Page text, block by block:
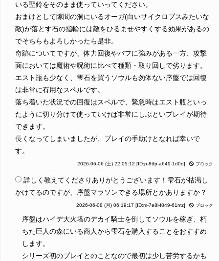
いる聖鈴をそのまま使っていってください。
おまけとして隙間の洞にいるオーガ(白いサイクロプスみたいな
敵)が落とす石の指輪には敵をひるませやすくする効果があるの
でそちらもよろしかったら是非。
奇跡についてですが、体力回復やバフに強みがある一方、攻撃
面においては魔術や呪術に比べて種類・取り回しで劣ります。
エスト瓶も少なく、雫石を買うソウルも勿体ない序盤では回復
は非常に有用なスペルです。
落ち着いた状況での回復はスペルで、緊急時はエスト瓶といっ
たように切り分けて使っていけば非常にしぶといプレイが期待
できます。
長くなってしまいましたが、プレイの手助けとなれば幸いで
す。
2026-06-06 (土) 22:05:12 [ID:p-8tfp-a649-1d0d] ブロック
詳しく教えてくださりありがとうございます！雫石が枯渇し
かけてるのですが、序盤マラソンできる場所とかありますか？
2026-06-08 (月) 06:19:17 [ID:m-7e8l-f849-61mz] ブロック
序盤はハイデ大火塔のデカイ騎士を倒してソウルを稼ぎ、朽
ちた巨人の森にいる商人から雫石を購入することをおすすめ
します。
シリーズ初のプレイとのことなので最初は少し苦労するかも